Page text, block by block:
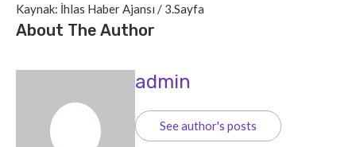
Kaynak: İhlas Haber Ajansı / 3.Sayfa
About The Author
admin
See author's posts